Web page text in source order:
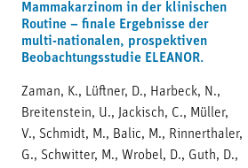
Mammakarzinom in der klinischen
Routine – finale Ergebnisse der
multi-nationalen, prospektiven
Beobachtungsstudie ELEANOR.
Zaman, K., Lüftner, D., Harbeck, N.,
Breitenstein, U., Jackisch, C., Müller,
V., Schmidt, M., Balic, M., Rinnerthaler,
G., Schwitter, M., Wrobel, D., Guth, D.,